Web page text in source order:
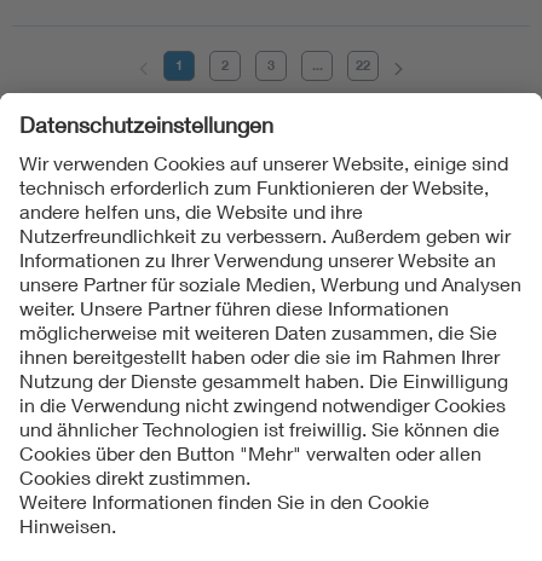
1 2 3 ... 22
Folgen Sie uns
Kontakte
Service
Impressum
Datenschutzinformationen